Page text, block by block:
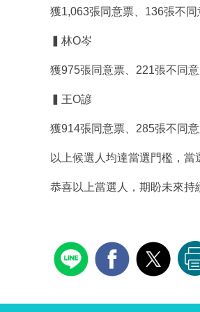
獲1,063張同意票、136張不同
▍林O岑
獲975張同意票、221張不同意
▍王O諺
獲914張同意票、285張不同意
以上候選人均達當選門檻，當
恭喜以上當選人，期盼未來持